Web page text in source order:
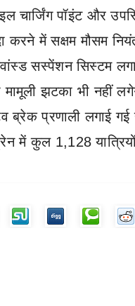
चार्जिंग पॉइंट और
करने में सक्षम मौसम
सस्पेंशन सिस्टम
झटका भी नहीं
ब्रेक प्रणाली लगाई गई
में कुल 1,128